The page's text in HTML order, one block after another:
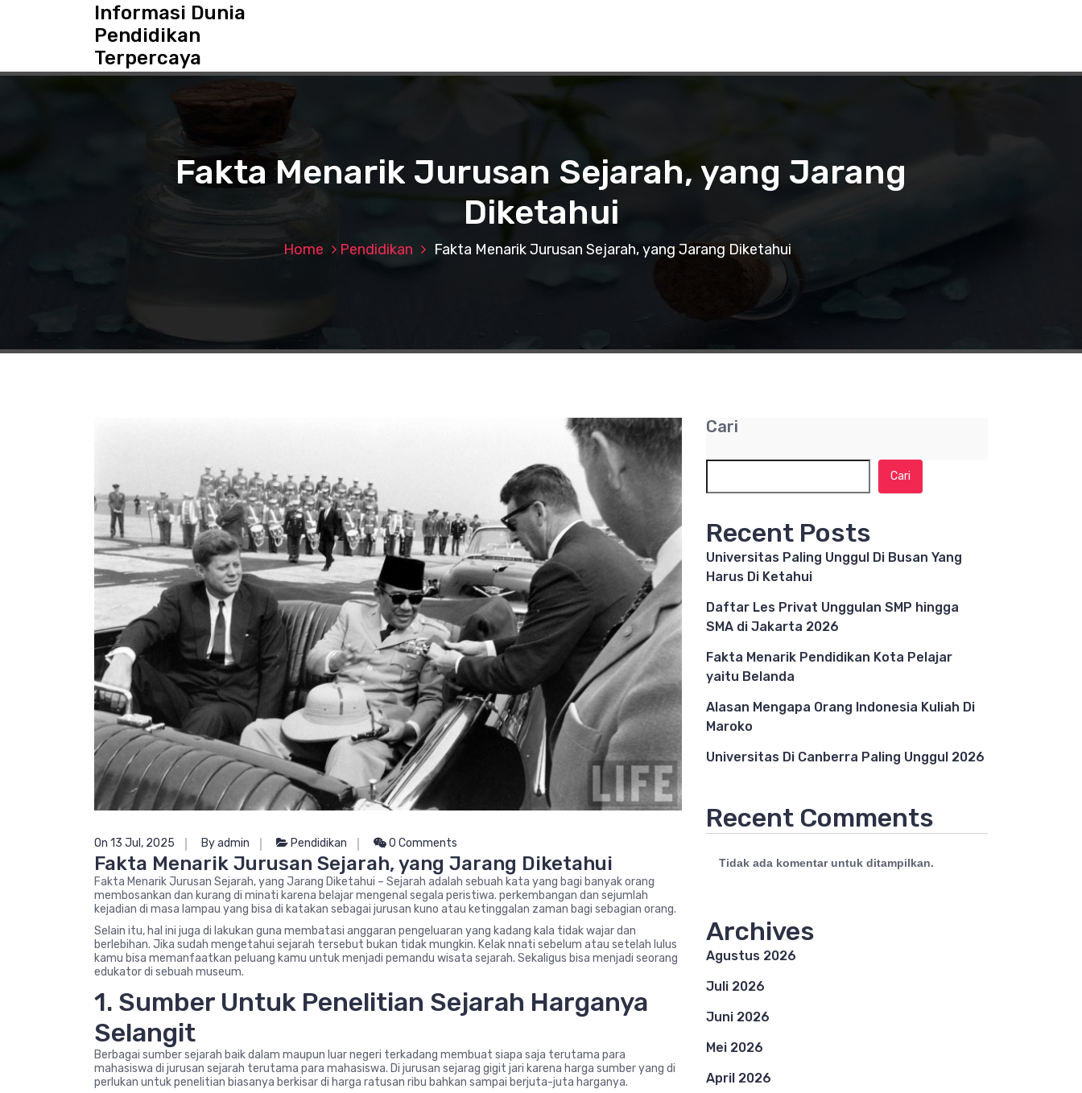
t
Informasi Dunia
Pendidikan
Terpercaya
Fakta Menarik Jurusan Sejarah, yang Jarang
Diketahui
Home Pendidikan Fakta Menarik Jurusan Sejarah, yang Jarang Diketahui
On 13 Jul, 2025 By admin Pendidikan 0 Comments
Fakta Menarik Jurusan Sejarah, yang Jarang Diketahui
Fakta Menarik Jurusan Sejarah, yang Jarang Diketahui – Sejarah adalah sebuah kata yang bagi banyak orang
membosankan dan kurang di minati karena belajar mengenal segala peristiwa. perkembangan dan sejumlah
kejadian di masa lampau yang bisa di katakan sebagai jurusan kuno atau ketinggalan zaman bagi sebagian orang.
Selain itu, hal ini juga di lakukan guna membatasi anggaran pengeluaran yang kadang kala tidak wajar dan
berlebihan. Jika sudah mengetahui sejarah tersebut bukan tidak mungkin. Kelak nnati sebelum atau setelah lulus
kamu bisa memanfaatkan peluang kamu untuk menjadi pemandu wisata sejarah. Sekaligus bisa menjadi seorang
edukator di sebuah museum.
1. Sumber Untuk Penelitian Sejarah Harganya
Selangit
Berbagai sumber sejarah baik dalam maupun luar negeri terkadang membuat siapa saja terutama para
mahasiswa di jurusan sejarah terutama para mahasiswa. Di jurusan sejarag gigit jari karena harga sumber yang di
perlukan untuk penelitian biasanya berkisar di harga ratusan ribu bahkan sampai berjuta-juta harganya.
Cari
Cari
Recent Posts
Universitas Paling Unggul Di Busan Yang
Harus Di Ketahui
Daftar Les Privat Unggulan SMP hingga
SMA di Jakarta 2026
Fakta Menarik Pendidikan Kota Pelajar
yaitu Belanda
Alasan Mengapa Orang Indonesia Kuliah Di
Maroko
Universitas Di Canberra Paling Unggul 2026
Recent Comments
Tidak ada komentar untuk ditampilkan.
Archives
Agustus 2026
Juli 2026
Juni 2026
Mei 2026
April 2026